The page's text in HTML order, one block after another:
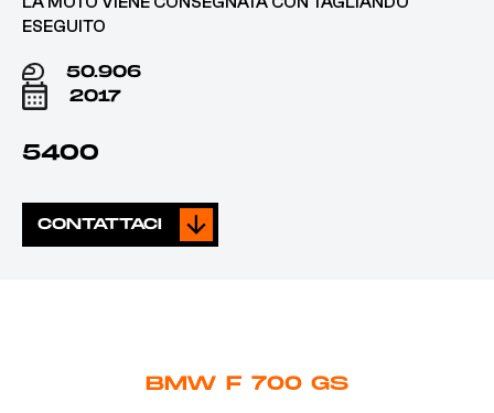
ESEGUITO
50.906
2017
5400
CONTATTACI
BMW F 700 GS